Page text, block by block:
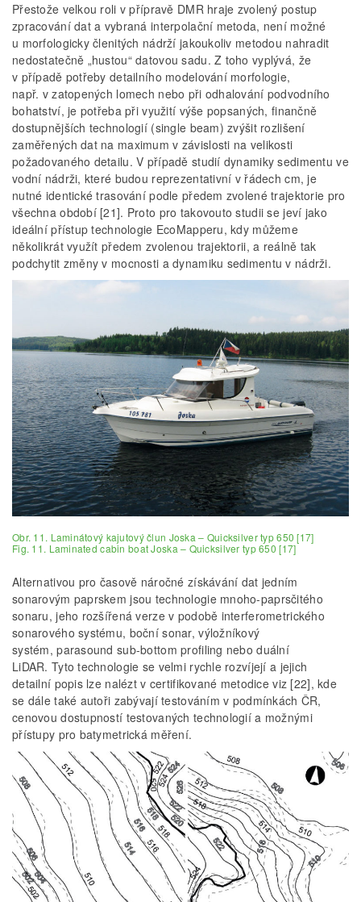
Přestože velkou roli v přípravě DMR hraje zvolený postup
zpracování dat a vybraná interpolační metoda, není možné
u morfologicky členitých nádrží jakoukoliv metodou nahradit
nedostatečně „hustou“ datovou sadu. Z toho vyplývá, že
v případě potřeby detailního modelování morfologie,
např. v zatopených lomech nebo při odhalování podvodního
bohatství, je potřeba při využití výše popsaných, finančně
dostupnějších technologií (single beam) zvýšit rozlišení
zaměřených dat na maximum v závislosti na velikosti
požadovaného detailu. V případě studií dynamiky sedimentu ve
vodní nádrži, které budou reprezentativní v řádech cm, je
nutné identické trasování podle předem zvolené trajektorie pro
všechna období [21]. Proto pro takovouto studii se jeví jako
ideální přístup technologie EcoMapperu, kdy můžeme
několikrát využít předem zvolenou trajektorii, a reálně tak
podchytit změny v mocnosti a dynamiku sedimentu v nádrži.
Obr. 11. Laminátový kajutový člun Joska – Quicksilver typ 650 [17]
Fig. 11. Laminated cabin boat Joska – Quicksilver typ 650 [17]
Alternativou pro časově náročné získávání dat jedním
sonarovým paprskem jsou technologie mnoho-paprsčitého
sonaru, jeho rozšířená verze v podobě interferometrického
sonarového systému, boční sonar, výložníkový
systém, parasound sub-bottom profiling nebo duální
LiDAR. Tyto technologie se velmi rychle rozvíjejí a jejich
detailní popis lze nalézt v certifikované metodice viz [22], kde
se dále také autoři zabývají testováním v podmínkách ČR,
cenovou dostupností testovaných technologií a možnými
přístupy pro batymetrická měření.